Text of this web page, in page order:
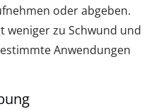
oder abgeben.
weniger zu Schwund und
Anwendungen